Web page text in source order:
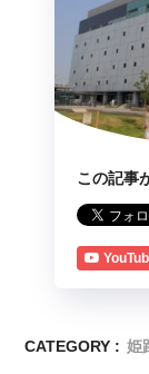
この記事
CATEGORY : 姫